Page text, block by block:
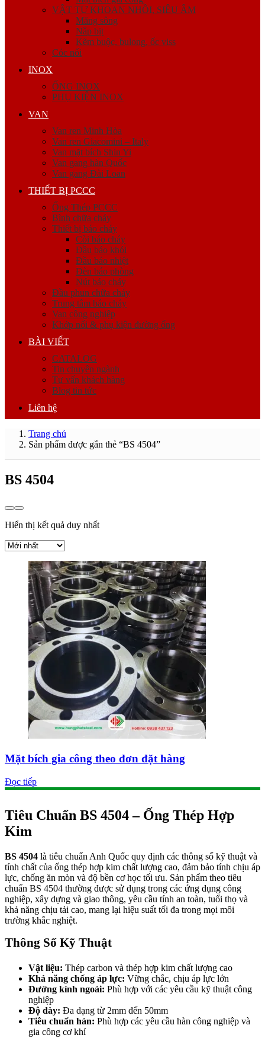
VẬT TƯ KHOAN NHỒI, SIÊU ÂM
Măng sông
Nắp bịt
Kẽm buộc, bulong, ốc viss
Cóc nối
INOX
ỐNG INOX
PHỤ KIỆN INOX
VAN
Van ren Minh Hòa
Van ren Giacomini – Italy
Van mặt bích Shin Yi
Van gang hàn Quốc
Van gang Đài Loan
THIẾT BỊ PCCC
Ống Thép PCCC
Bình chữa cháy
Thiết bị báo cháy
Còi báo cháy
Đầu báo khói
Đầu báo nhiệt
Đèn báo phòng
Nút báo cháy
Đầu phun chữa cháy
Trung tâm báo cháy
Van công nghiệp
Khớp nối & phụ kiện đường ống
BÀI VIẾT
CATALOG
Tin chuyên ngành
Tư vấn khách hàng
Blog tin tức
Liên hệ
Trang chủ
Sản phẩm được gắn thẻ “BS 4504”
BS 4504
Hiển thị kết quả duy nhất
Mặt bích gia công theo đơn đặt hàng
Đọc tiếp
Tiêu Chuẩn BS 4504 – Ống Thép Hợp
Kim
BS 4504 là tiêu chuẩn Anh Quốc quy định các thông số kỹ thuật và
tính chất của ống thép hợp kim chất lượng cao, đảm bảo tính chịu áp
lực, chống ăn mòn và độ bền cơ học tối ưu. Sản phẩm theo tiêu
chuẩn BS 4504 thường được sử dụng trong các ứng dụng công
nghiệp, xây dựng và giao thông, yêu cầu tính an toàn, tuổi thọ và
khả năng chịu tải cao, mang lại hiệu suất tối đa trong mọi môi
trường khắc nghiệt.
Thông Số Kỹ Thuật
Vật liệu: Thép carbon và thép hợp kim chất lượng cao
Khả năng chống áp lực: Vững chắc, chịu áp lực lớn
Đường kính ngoài: Phù hợp với các yêu cầu kỹ thuật công
nghiệp
Độ dày: Đa dạng từ 2mm đến 50mm
Tiêu chuẩn hàn: Phù hợp các yêu cầu hàn công nghiệp và
gia công cơ khí